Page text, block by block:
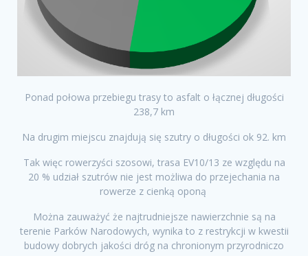
Ponad połowa przebiegu trasy to asfalt o łącznej długości
238,7 km
Na drugim miejscu znajdują się szutry o długości ok 92. km
Tak więc rowerzyści szosowi, trasa EV10/13 ze względu na
20 % udział szutrów nie jest możliwa do przejechania na
rowerze z cienką oponą
Można zauważyć że najtrudniejsze nawierzchnie są na
terenie Parków Narodowych, wynika to z restrykcji w kwestii
budowy dobrych jakości dróg na chronionym przyrodniczo